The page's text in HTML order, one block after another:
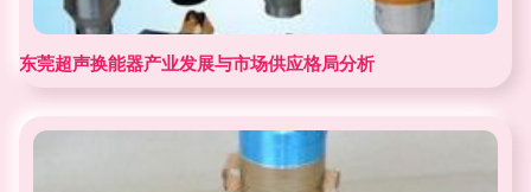
东莞超声换能器产业发展与市场供应格局分析